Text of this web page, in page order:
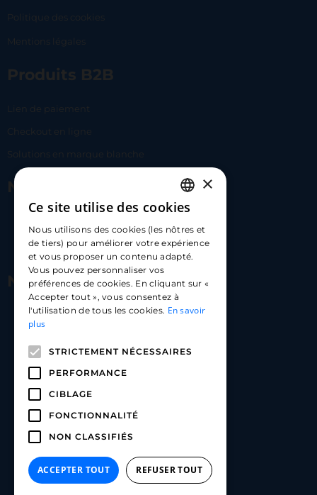
Politique des cookies
Mentions légales
Produits B2B
Lien de paiement
Checkout en ligne
Solutions en marque blanche
Nous contacter
hello@carloapp.com
Nous suivre
Carlo App | Instagram
Carlo App | Linkedin
FRENCH
ENGLISH
SPANISH
×
Ce site utilise des cookies
Nous utilisons des cookies (les nôtres et
de tiers) pour améliorer votre expérience
et vous proposer un contenu adapté.
Vous pouvez personnaliser vos
préférences de cookies. En cliquant sur «
Accepter tout », vous consentez à
l'utilisation de tous les cookies. En savoir
plus
STRICTEMENT NÉCESSAIRES
PERFORMANCE
CIBLAGE
FONCTIONNALITÉ
NON CLASSIFIÉS
ACCEPTER TOUT REFUSER TOUT